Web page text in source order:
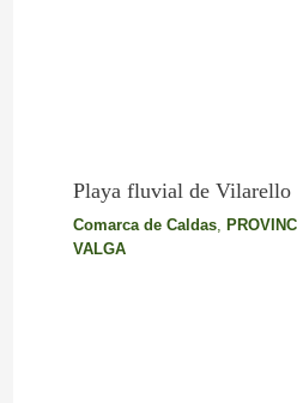
Playa fluvial de Vilarello
Comarca de Caldas,
VALGA